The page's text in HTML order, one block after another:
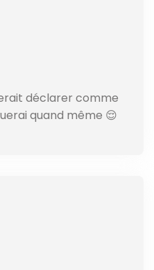
déclarer comme
quand même 😌